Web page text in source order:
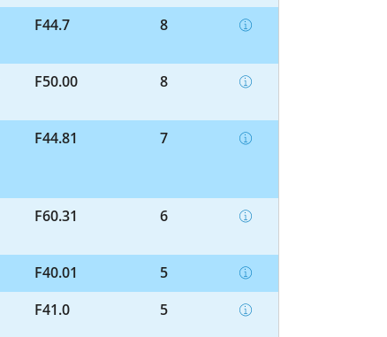
F44.7 8
F50.00 8
F44.81 7
F60.31 6
F40.01
5
F41.0 5